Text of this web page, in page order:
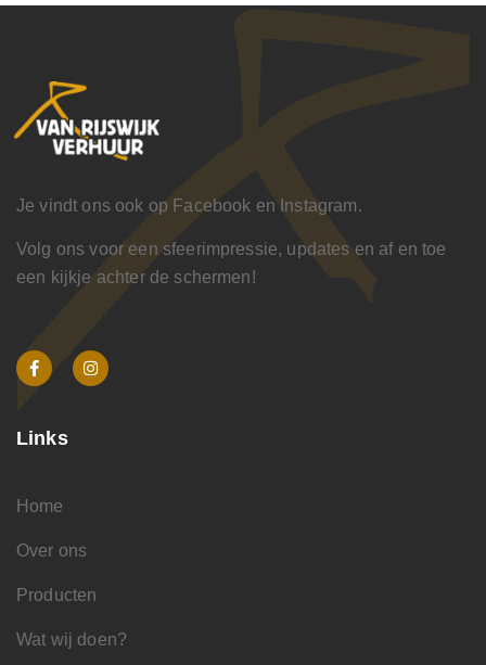
Je vindt ons ook op Facebook en Instagram.
Volg ons voor een sfeerimpressie, updates en af en toe
een kijkje achter de schermen!
Links
Home
Over ons
Producten
Wat wij doen?